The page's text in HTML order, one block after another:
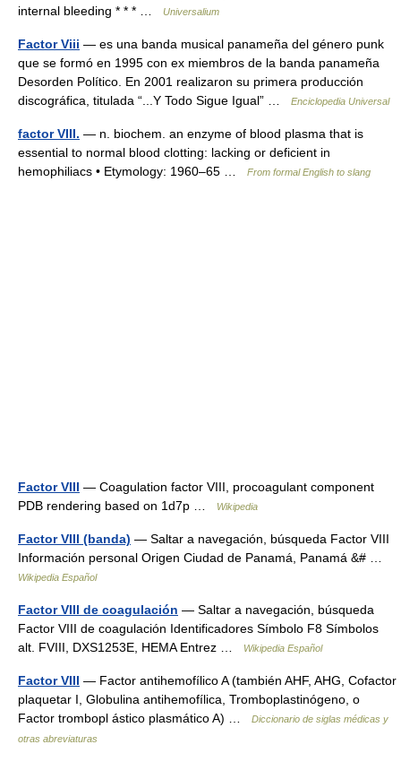
internal bleeding * * * …
Universalium
Factor Viii — es una banda musical panameña del género punk
que se formó en 1995 con ex miembros de la banda panameña
Desorden Político. En 2001 realizaron su primera producción
discográfica, titulada “...Y Todo Sigue Igual” …
Enciclopedia Universal
factor VIII. — n. biochem. an enzyme of blood plasma that is
essential to normal blood clotting: lacking or deficient in
hemophiliacs • Etymology: 1960–65 …
From formal English to slang
Factor VIII — Coagulation factor VIII, procoagulant component
PDB rendering based on 1d7p …
Wikipedia
Factor VIII (banda) — Saltar a navegación, búsqueda Factor VIII
Información personal Origen Ciudad de Panamá, Panamá &# …
Wikipedia Español
Factor VIII de coagulación — Saltar a navegación, búsqueda
Factor VIII de coagulación Identificadores Símbolo F8 Símbolos
alt. FVIII, DXS1253E, HEMA Entrez …
Wikipedia Español
Factor VIII — Factor antihemofílico A (también AHF, AHG, Cofactor
plaquetar I, Globulina antihemofílica, Tromboplastinógeno, o
Factor trombopl ástico plasmático A) …
Diccionario de siglas médicas y
otras abreviaturas